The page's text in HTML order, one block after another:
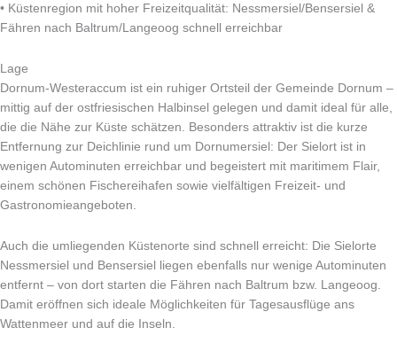
• Küstenregion mit hoher Freizeitqualität: Nessmersiel/Bensersiel &
Fähren nach Baltrum/Langeoog schnell erreichbar
Lage
Dornum-Westeraccum ist ein ruhiger Ortsteil der Gemeinde Dornum –
mittig auf der ostfriesischen Halbinsel gelegen und damit ideal für alle,
die die Nähe zur Küste schätzen. Besonders attraktiv ist die kurze
Entfernung zur Deichlinie rund um Dornumersiel: Der Sielort ist in
wenigen Autominuten erreichbar und begeistert mit maritimem Flair,
einem schönen Fischereihafen sowie vielfältigen Freizeit- und
Gastronomieangeboten.
Auch die umliegenden Küstenorte sind schnell erreicht: Die Sielorte
Nessmersiel und Bensersiel liegen ebenfalls nur wenige Autominuten
entfernt – von dort starten die Fähren nach Baltrum bzw. Langeoog.
Damit eröffnen sich ideale Möglichkeiten für Tagesausflüge ans
Wattenmeer und auf die Inseln.